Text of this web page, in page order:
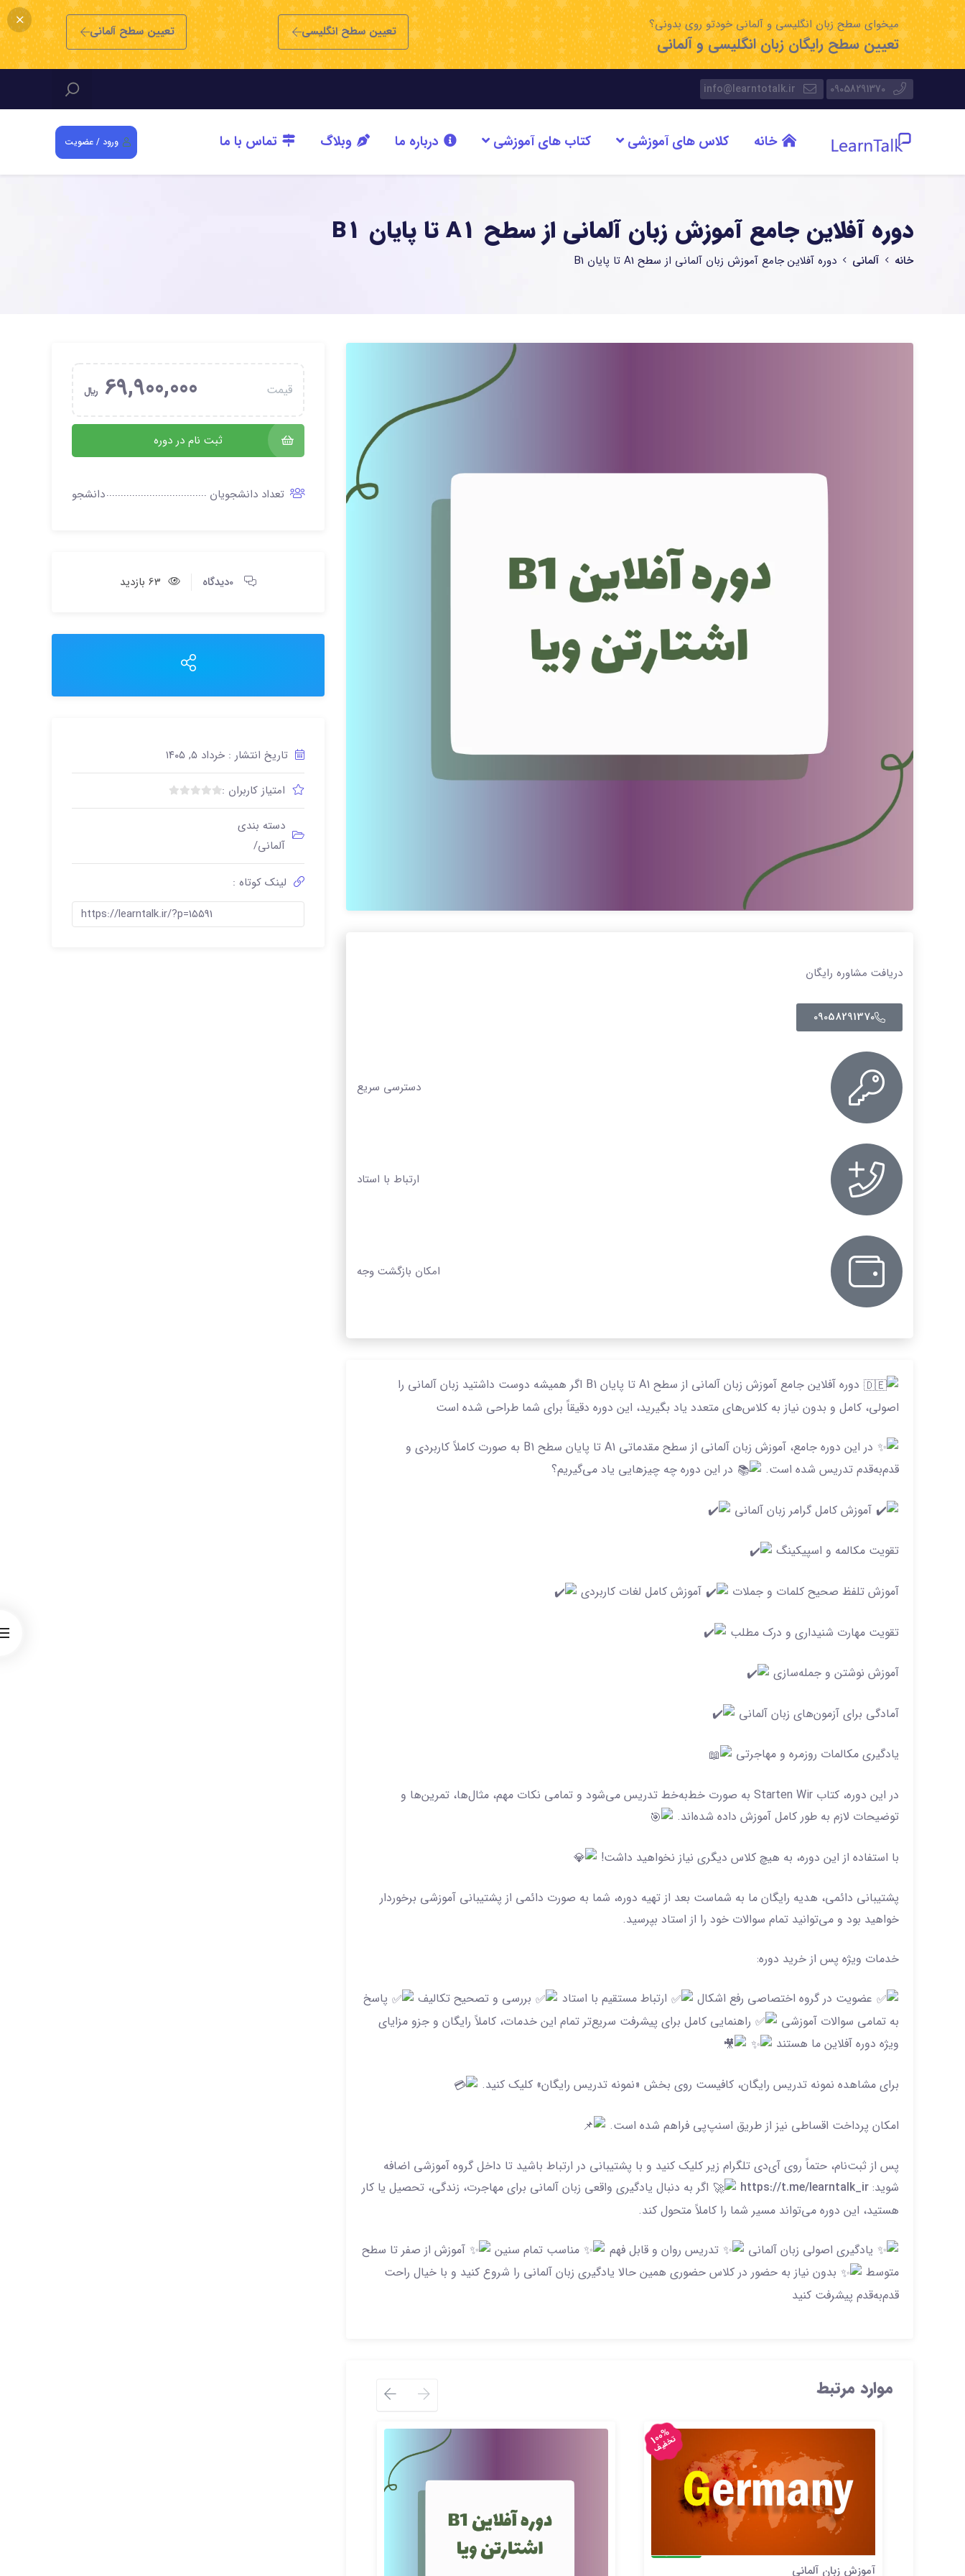
میخوای سطح زبان انگلیسی و آلمانی خودتو روی بدونی؟
تعیین سطح رایگان زبان انگلیسی و آلمانی
تعیین سطح انگلیسی تعیین سطح آلمانی
09058291370
info@learntotalk.ir
خانه کلاس های آموزشی کتاب های آموزشی درباره ما وبلاگ تماس با ما ورود / عضویت
دوره آفلاین جامع آموزش زبان آلمانی از سطح A1 تا پایان B1
خانه آلمانی دوره آفلاین جامع آموزش زبان آلمانی از سطح A1 تا پایان B1
دریافت مشاوره رایگان
09058291370
دسترسی سریع
ارتباط با استاد
امکان بازگشت وجه
دوره آفلاین جامع آموزش زبان آلمانی از سطح A1 تا پایان B1 اگر همیشه دوست داشتید زبان آلمانی را
اصولی، کامل و بدون نیاز به کلاس‌های متعدد یاد بگیرید، این دوره دقیقاً برای شما طراحی شده است
در این دوره جامع، آموزش زبان آلمانی از سطح مقدماتی A1 تا پایان سطح B1 به صورت کاملاً کاربردی و
قدم‌به‌قدم تدریس شده است.
در این دوره چه چیزهایی یاد می‌گیریم؟
آموزش کامل گرامر زبان آلمانی
تقویت مکالمه و اسپیکینگ
آموزش تلفظ صحیح کلمات و جملات آموزش کامل لغات کاربردی
تقویت مهارت شنیداری و درک مطلب
آموزش نوشتن و جمله‌سازی
آمادگی برای آزمون‌های زبان آلمانی
یادگیری مکالمات روزمره و مهاجرتی
در این دوره، کتاب Starten Wir به صورت خط‌به‌خط تدریس می‌شود و تمامی نکات مهم، مثال‌ها، تمرین‌ها و
توضیحات لازم به طور کامل آموزش داده شده‌اند.
با استفاده از این دوره، به هیچ کلاس دیگری نیاز نخواهید داشت!
پشتیبانی دائمی، هدیه رایگان ما به شماست بعد از تهیه دوره، شما به صورت دائمی از پشتیبانی آموزشی برخوردار
خواهید بود و می‌توانید تمام سوالات خود را از استاد بپرسید.
خدمات ویژه پس از خرید دوره:
عضویت در گروه اختصاصی رفع اشکال ارتباط مستقیم با استاد بررسی و تصحیح تکالیف
پاسخ
به تمامی سوالات آموزشی
راهنمایی کامل برای پیشرفت سریع‌تر تمام این خدمات، کاملاً رایگان و جزو مزایای
ویژه دوره آفلاین ما هستند
برای مشاهده نمونه تدریس رایگان، کافیست روی بخش «نمونه تدریس رایگان» کلیک کنید.
امکان پرداخت اقساطی نیز از طریق اسنپ‌پی فراهم شده است.
پس از ثبت‌نام، حتماً روی آی‌دی تلگرام زیر کلیک کنید و با پشتیبانی در ارتباط باشید تا داخل گروه آموزشی اضافه
شوید: https://t.me/learntalk_ir
اگر به دنبال یادگیری واقعی زبان آلمانی برای مهاجرت، زندگی، تحصیل یا کار
هستید، این دوره می‌تواند مسیر شما را کاملاً متحول کند.
یادگیری اصولی زبان آلمانی تدریس روان و قابل فهم مناسب تمام سنین
آموزش از صفر تا سطح
متوسط
بدون نیاز به حضور در کلاس حضوری همین حالا یادگیری زبان آلمانی را شروع کنید و با خیال راحت
قدم‌به‌قدم پیشرفت کنید
موارد مرتبط
100%
تخفیف
آموزش زبان آلمانی
قیمت 69,900,000 ﷼
ثبت نام در دوره
تعداد دانشجویان دانشجو
0دیدگاه 63 بازدید
تاریخ انتشار : خرداد ۵, ۱۴۰۵
امتیاز کاربران :
ب
ا
ی
ا
دسته بندی
آلمانی/
لینک کوتاه :
https://learntalk.ir/?p=15591